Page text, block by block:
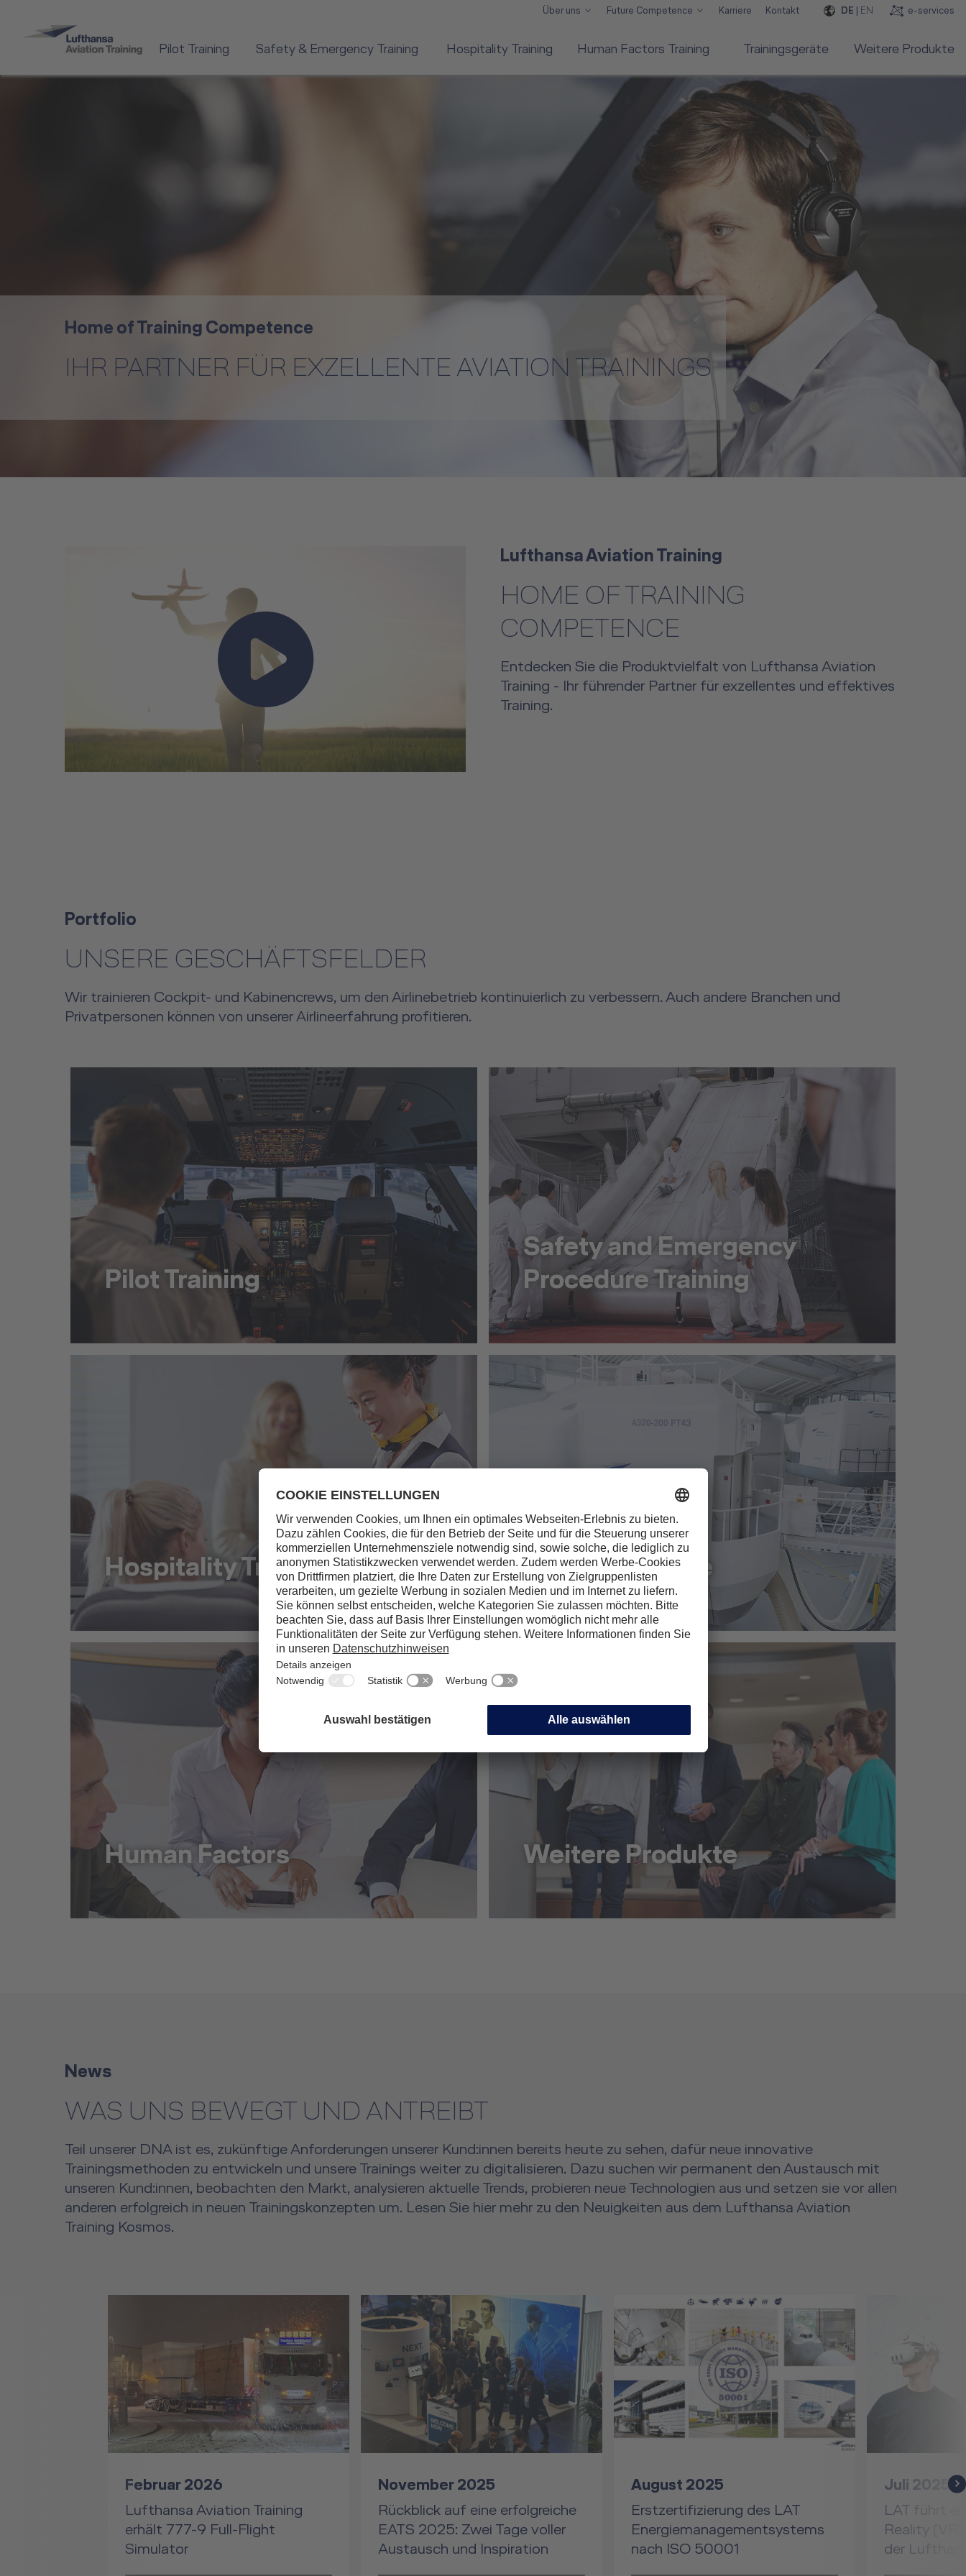
Über uns Future Competence Karriere Kontakt DE EN e-services
Pilot Training Safety & Emergency Training Hospitality Training Human Factors Training Trainingsgeräte Weitere Produkte
Home of Training Competence
IHR PARTNER FÜR EXZELLENTE AVIATION TRAININGS
Lufthansa Aviation Training
HOME OF TRAINING
COMPETENCE
Entdecken Sie die Produktvielfalt von Lufthansa Aviation
Training - Ihr führender Partner für exzellentes und effektives
Training.
Portfolio
UNSERE GESCHÄFTSFELDER
Wir trainieren Cockpit- und Kabinencrews, um den Airlinebetrieb kontinuierlich zu verbessern. Auch andere Branchen und
Privatpersonen können von unserer Airlineerfahrung profitieren.
Pilot Training
Safety and Emergency
Procedure Training
Safety and Emergency Procedure Training
Hospitality Training Trainingsgeräte
Trainingsgeräte
Human Factors
Human Factors
Weitere Produkte
Weitere Produkte
News
WAS UNS BEWEGT UND ANTREIBT
Teil unserer DNA ist es, zukünftige Anforderungen unserer Kund:innen bereits heute zu sehen, dafür neue innovative
Trainingsmethoden zu entwickeln und unsere Trainings weiter zu digitalisieren. Dazu suchen wir permanent den Austausch mit
unseren Kund:innen, beobachten den Markt, analysieren aktuelle Trends, probieren neue Technologien aus und setzen sie vor allen
anderen erfolgreich in neuen Trainingskonzepten um. Lesen Sie hier mehr zu den Neuigkeiten aus dem Lufthansa Aviation
Training Kosmos.
Februar 2026
Lufthansa Aviation Training
erhält 777-9 Full-Flight
Simulator
November 2025
Rückblick auf eine erfolgreiche
EATS 2025: Zwei Tage voller
Austausch und Inspiration
August 2025
Erstzertifizierung des LAT
Energiemanagementsystems
nach ISO 50001
Juli 2025
LAT führt
Reality
der